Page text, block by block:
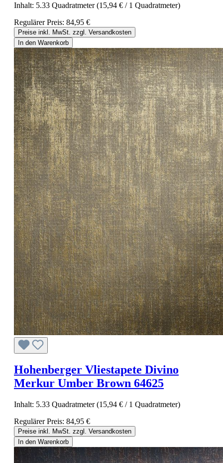
Inhalt: 5.33 Quadratmeter(15,94 € / 1 Quadratmeter)
Regulärer Preis: 84,95 €
Preise inkl. MwSt. zzgl. Versandkosten
In den Warenkorb
Hohenberger Vliestapete Divino
Merkur Umber Brown 64625
Inhalt: 5.33 Quadratmeter(15,94 € / 1 Quadratmeter)
Regulärer Preis: 84,95 €
Preise inkl. MwSt. zzgl. Versandkosten
In den Warenkorb